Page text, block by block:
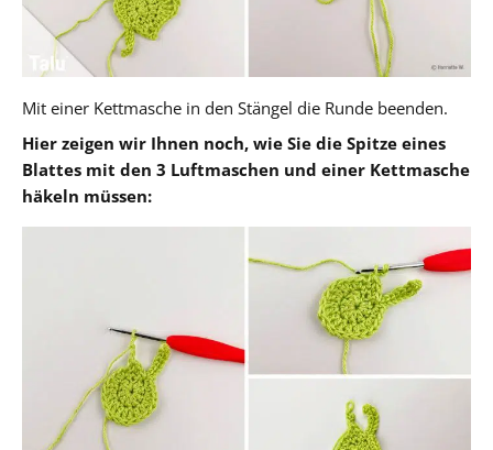
Mit einer Kettmasche in den Stängel die Runde beenden.
Hier zeigen wir Ihnen noch, wie Sie die Spitze eines
Blattes mit den 3 Luftmaschen und einer Kettmasche
häkeln müssen: